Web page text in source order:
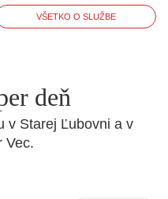
VŠETKO O SLUŽBE
deň
v Starej Ľubovni a v
Vec.